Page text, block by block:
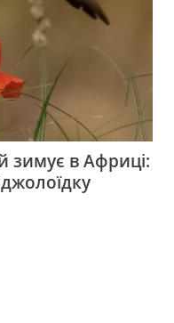
зимує в Африці: